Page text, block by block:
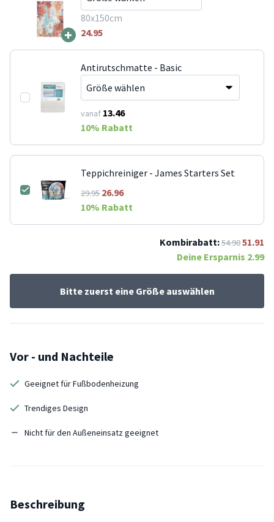
+
80x150cm
24.95
Antirutschmatte - Basic
vanaf 13.46
10% Rabatt
Teppichreiniger - James Starters Set
29.9526.96
10% Rabatt
Kombirabatt:54.9051.91
Deine Ersparnis 2.99
Bitte zuerst eine Größe auswählen
Vor - und Nachteile
Geeignet für Fußbodenheizung
Trendiges Design
Nicht für den Außeneinsatz geeignet
Beschreibung